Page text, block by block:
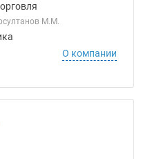
М.М.
О компании